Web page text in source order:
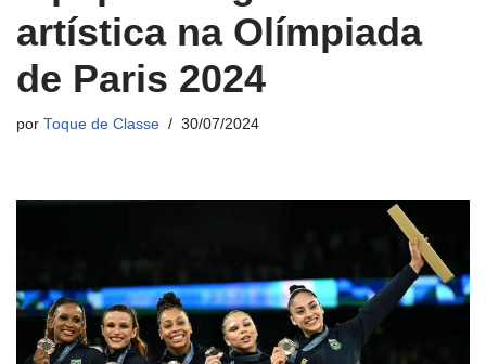
artística na Olímpiada
de Paris 2024
por Toque de Classe 30/07/2024